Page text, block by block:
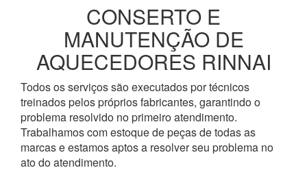
CONSERTO E
MANUTENÇÃO DE
AQUECEDORES RINNAI
Todos os serviços são executados por técnicos
treinados pelos próprios fabricantes, garantindo o
problema resolvido no primeiro atendimento.
Trabalhamos com estoque de peças de todas as
marcas e estamos aptos a resolver seu problema no
ato do atendimento.